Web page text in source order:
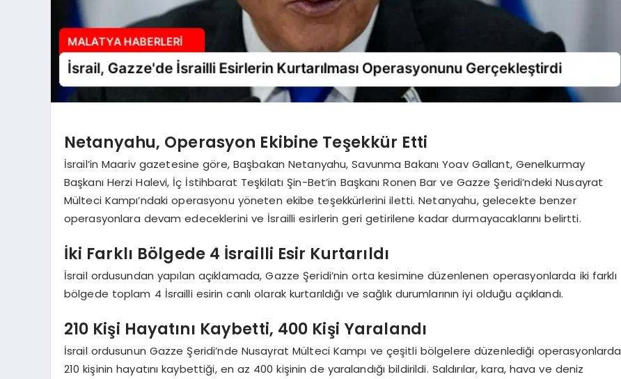
Netanyahu, Operasyon Ekibine Teşekkür Etti
İsrail’in Maariv gazetesine göre, Başbakan Netanyahu, Savunma Bakanı Yoav Gallant, Genelkurmay
Başkanı Herzi Halevi, İç İstihbarat Teşkilatı Şin-Bet’in Başkanı Ronen Bar ve Gazze Şeridi’ndeki Nusayrat
Mülteci Kampı’ndaki operasyonu yöneten ekibe teşekkürlerini iletti. Netanyahu, gelecekte benzer
operasyonlara devam edeceklerini ve İsrailli esirlerin geri getirilene kadar durmayacaklarını belirtti.
İki Farklı Bölgede 4 İsrailli Esir Kurtarıldı
İsrail ordusundan yapılan açıklamada, Gazze Şeridi’nin orta kesimine düzenlenen operasyonlarda iki farklı
bölgede toplam 4 İsrailli esirin canlı olarak kurtarıldığı ve sağlık durumlarının iyi olduğu açıklandı.
210 Kişi Hayatını Kaybetti, 400 Kişi Yaralandı
İsrail ordusunun Gazze Şeridi’nde Nusayrat Mülteci Kampı ve çeşitli bölgelere düzenlediği operasyonlarda
210 kişinin hayatını kaybettiği, en az 400 kişinin de yaralandığı bildirildi. Saldırılar, kara, hava ve deniz